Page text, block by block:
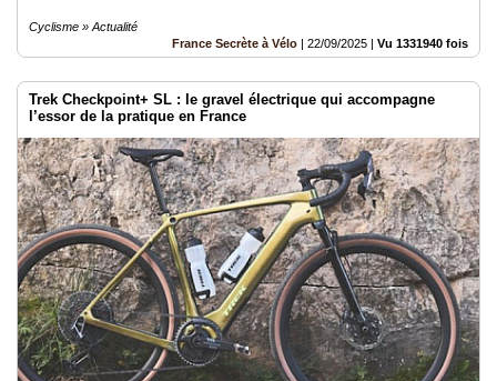
Cyclisme » Actualité
France Secrète à Vélo | 22/09/2025 | Vu 1331940 fois
Trek Checkpoint+ SL : le gravel électrique qui accompagne
l’essor de la pratique en France